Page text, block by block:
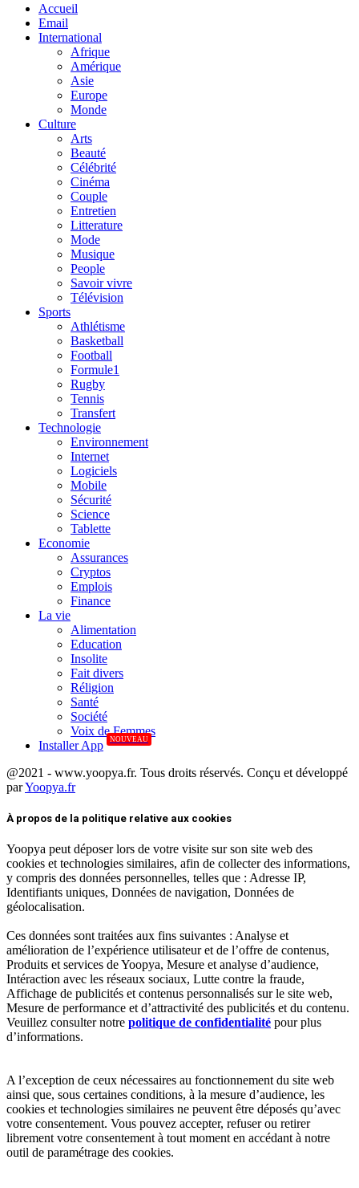
Accueil
Email
International
Afrique
Amérique
Asie
Europe
Monde
Culture
Arts
Beauté
Célébrité
Cinéma
Couple
Entretien
Litterature
Mode
Musique
People
Savoir vivre
Télévision
Sports
Athlétisme
Basketball
Football
Formule1
Rugby
Tennis
Transfert
Technologie
Environnement
Internet
Logiciels
Mobile
Sécurité
Science
Tablette
Economie
Assurances
Cryptos
Emplois
Finance
La vie
Alimentation
Education
Insolite
Fait divers
Réligion
Santé
Société
Voix de Femmes
Installer App
NOUVEAU
@2021 - www.yoopya.fr. Tous droits réservés. Conçu et développé
parYoopya.fr
À propos de la politique relative aux cookies
Yoopya peut déposer lors de votre visite sur son site web des
cookies et technologies similaires, afin de collecter des informations,
y compris des données personnelles, telles que : Adresse IP,
Identifiants uniques, Données de navigation, Données de
géolocalisation.
Ces données sont traitées aux fins suivantes : Analyse et
amélioration de l’expérience utilisateur et de l’offre de contenus,
Produits et services de Yoopya, Mesure et analyse d’audience,
Intéraction avec les réseaux sociaux, Lutte contre la fraude,
Affichage de publicités et contenus personnalisés sur le site web,
Mesure de performance et d’attractivité des publicités et du contenu.
Veuillez consulter notre politique de confidentialité pour plus
d’informations.
A l’exception de ceux nécessaires au fonctionnement du site web
ainsi que, sous certaines conditions, à la mesure d’audience, les
cookies et technologies similaires ne peuvent être déposés qu’avec
votre consentement. Vous pouvez accepter, refuser ou retirer
librement votre consentement à tout moment en accédant à notre
outil de paramétrage des cookies.